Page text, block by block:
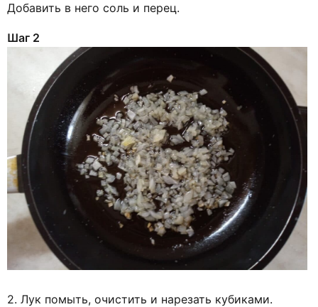
Добавить в него соль и перец.
Шаг 2
2. Лук помыть, очистить и нарезать кубиками.